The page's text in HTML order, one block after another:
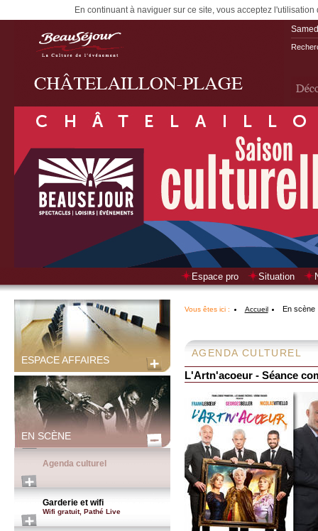
En continuant à naviguer sur ce site, vous acceptez
Espace pro Situation
ESPACE AFFAIRES
EN SCÈNE
Agenda culturel
Garderie et wifi
Wifi gratuit, Pathé Live
Vous êtes ici : Accueil En scène
AGENDA CULTUREL
L'Artn'acoeur - Séance